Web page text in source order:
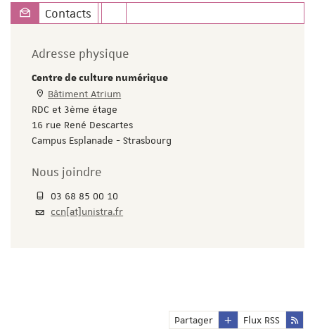
Contacts
Adresse physique
Centre de culture numérique
Bâtiment Atrium
RDC et 3ème étage
16 rue René Descartes
Campus Esplanade - Strasbourg
Nous joindre
03 68 85 00 10
ccn[at]unistra.fr
Partager Flux RSS